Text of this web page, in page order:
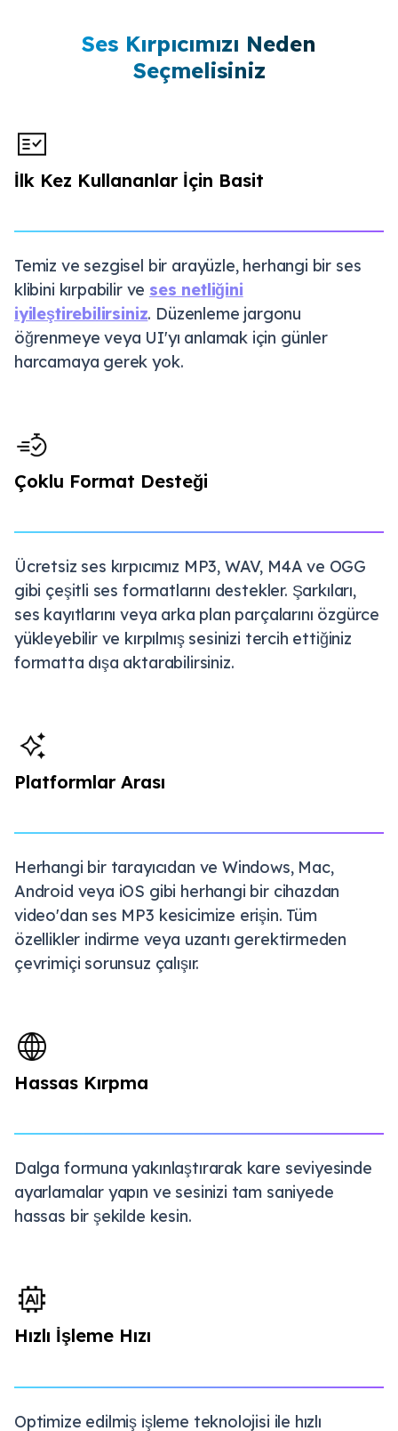
Ses Kırpıcımızı Neden
Seçmelisiniz
İlk Kez Kullananlar İçin Basit
Temiz ve sezgisel bir arayüzle, herhangi bir ses
klibini kırpabilir ve ses netliğini
iyileştirebilirsiniz. Düzenleme jargonu
öğrenmeye veya UI'yı anlamak için günler
harcamaya gerek yok.
Çoklu Format Desteği
Ücretsiz ses kırpıcımız MP3, WAV, M4A ve OGG
gibi çeşitli ses formatlarını destekler. Şarkıları,
ses kayıtlarını veya arka plan parçalarını özgürce
yükleyebilir ve kırpılmış sesinizi tercih ettiğiniz
formatta dışa aktarabilirsiniz.
Platformlar Arası
Herhangi bir tarayıcıdan ve Windows, Mac,
Android veya iOS gibi herhangi bir cihazdan
video'dan ses MP3 kesicimize erişin. Tüm
özellikler indirme veya uzantı gerektirmeden
çevrimiçi sorunsuz çalışır.
Hassas Kırpma
Dalga formuna yakınlaştırarak kare seviyesinde
ayarlamalar yapın ve sesinizi tam saniyede
hassas bir şekilde kesin.
Hızlı İşleme Hızı
Optimize edilmiş işleme teknolojisi ile hızlı